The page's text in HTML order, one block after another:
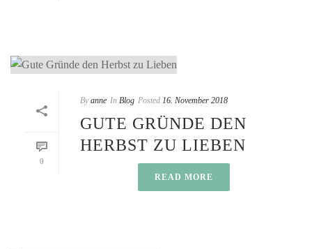
0
By anne In Blog Posted 16. November 2018
GUTE GRÜNDE DEN
HERBST ZU LIEBEN
READ MORE